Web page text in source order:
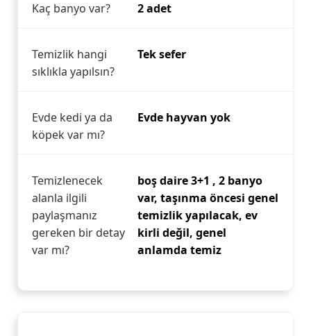
Kaç banyo var? 2 adet
Temizlik hangi
sıklıkla yapılsın?
Tek sefer
Evde kedi ya da
köpek var mı?
Evde hayvan yok
Temizlenecek
alanla ilgili
paylaşmanız
gereken bir detay
var mı?
boş daire 3+1 , 2 banyo
var, taşınma öncesi genel
temizlik yapılacak, ev
kirli değil, genel
anlamda temiz